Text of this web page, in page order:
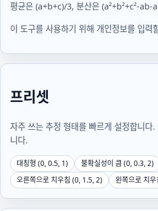
평균은 (a+b+c)/3, 분산은 (a²+b²+c²-ab-
이 도구를 사용하기 위해 개인정보를 입력
프리셋
자주 쓰는 추정 형태를 빠르게 설정합니다
니다.
대칭형 (0, 0.5, 1) 불확실성이 큼 (0, 0.3, 2)
오른쪽으로 치우침 (0, 1.5, 2)
왼쪽으로 치